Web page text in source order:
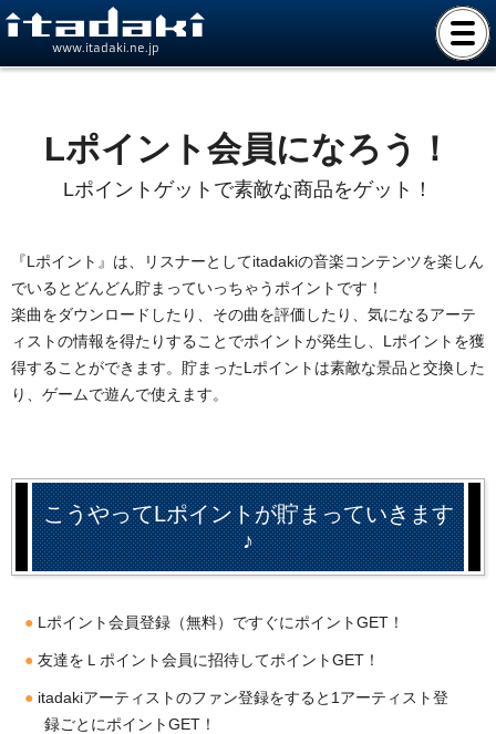
www.itadaki.ne.jp
Lポイント会員になろう！
Lポイントゲットで素敵な商品をゲット！
『Lポイント』は、リスナーとしてitadakiの音楽コンテンツを楽しん
でいるとどんどん貯まっていっちゃうポイントです！
楽曲をダウンロードしたり、その曲を評価したり、気になるアーテ
ィストの情報を得たりすることでポイントが発生し、Lポイントを獲
得することができます。貯まったLポイントは素敵な景品と交換した
り、ゲームで遊んで使えます。
こうやってLポイントが貯まっていきます
♪
Lポイント会員登録（無料）ですぐにポイントGET！
友達をＬポイント会員に招待してポイントGET！
itadakiアーティストのファン登録をすると1アーティスト登
録ごとにポイントGET！